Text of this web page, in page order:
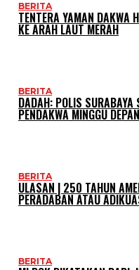
BERITA
TENTERA YAMAN DAKWA
KE ARAH LAUT MERAH
BERITA
DADAH: POLIS
PENDAKWA MINGGU DEPAN
BERITA
ULASAN | 250 TAHUN
PERADABAN ATAU
BERITA